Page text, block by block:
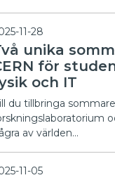
11-28
unika
för
och IT
du tillbringa
av världen…
11-05